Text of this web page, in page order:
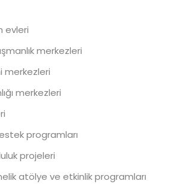
evleri
merkezleri
merkezleri
merkezleri
programları
projeleri
atölye ve etkinlik programları